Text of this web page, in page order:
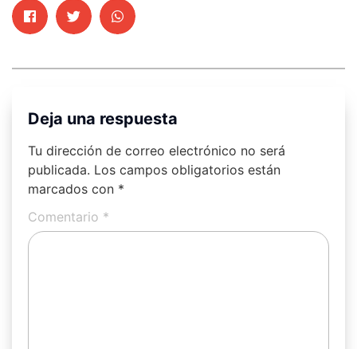
Deja una respuesta
Tu dirección de correo electrónico no será
publicada. Los campos obligatorios están
marcados con *
Comentario *